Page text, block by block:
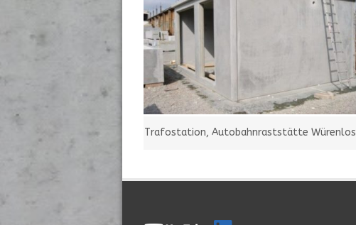
Trafostation, Autobahnraststätte Würenlos